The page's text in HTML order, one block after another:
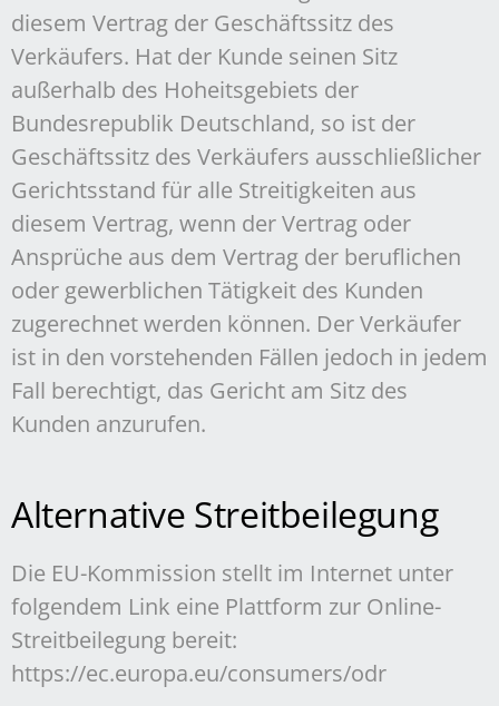
diesem Vertrag der Geschäftssitz des
Verkäufers. Hat der Kunde seinen Sitz
außerhalb des Hoheitsgebiets der
Bundesrepublik Deutschland, so ist der
Geschäftssitz des Verkäufers ausschließlicher
Gerichtsstand für alle Streitigkeiten aus
diesem Vertrag, wenn der Vertrag oder
Ansprüche aus dem Vertrag der beruflichen
oder gewerblichen Tätigkeit des Kunden
zugerechnet werden können. Der Verkäufer
ist in den vorstehenden Fällen jedoch in jedem
Fall berechtigt, das Gericht am Sitz des
Kunden anzurufen.
Alternative Streitbeilegung
Die EU-Kommission stellt im Internet unter
folgendem Link eine Plattform zur Online-
Streitbeilegung bereit:
https://ec.europa.eu/consumers/odr